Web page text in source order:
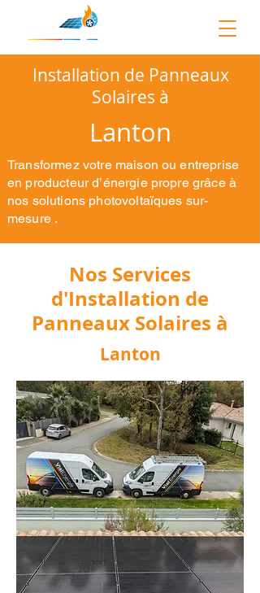
Installation de Panneaux
Solaires à
Lanton
Transformez votre maison ou entreprise
en producteur d’énergie propre grâce à
nos solutions photovoltaïques sur-
mesure .
Nos Services
d'Installation de
Panneaux Solaires à
Lanton